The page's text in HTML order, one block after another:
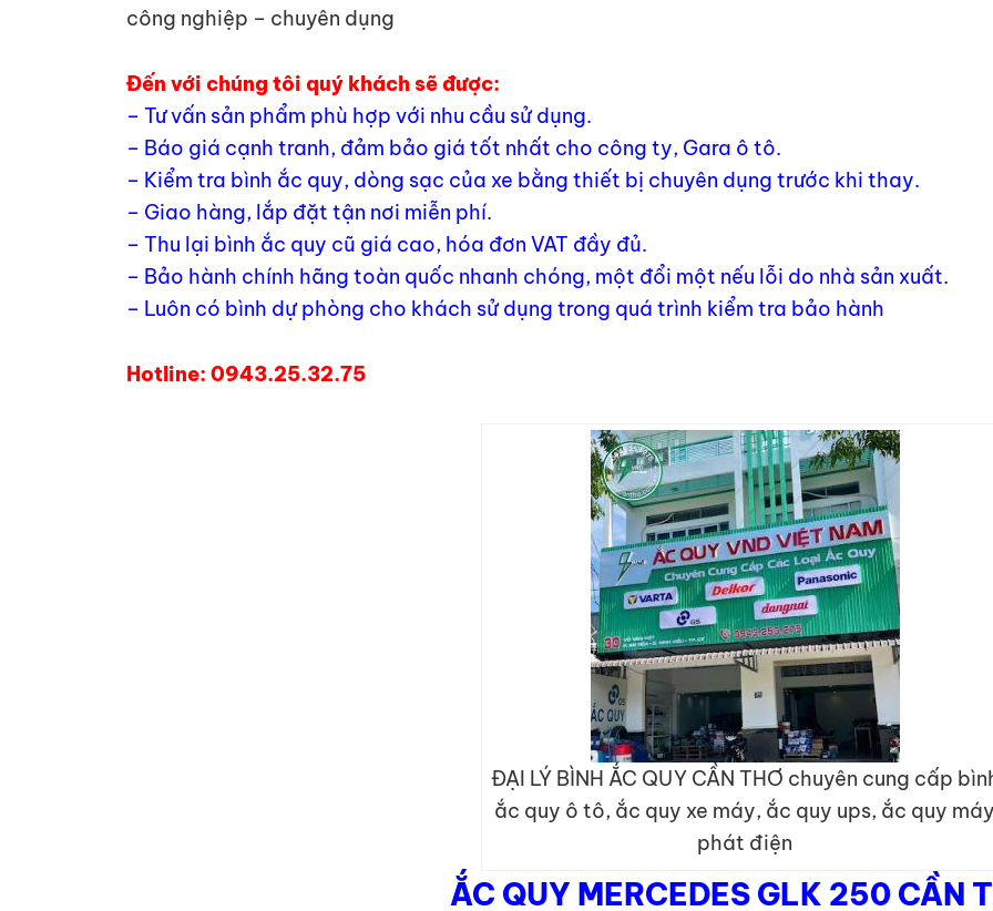
công nghiệp – chuyên dụng
Đến với chúng tôi quý khách sẽ được:
– Tư vấn sản phẩm phù hợp với nhu cầu sử dụng.
– Báo giá cạnh tranh, đảm bảo giá tốt nhất cho công ty, Gara ô tô.
– Kiểm tra bình ắc quy, dòng sạc của xe bằng thiết bị chuyên dụng trước khi thay.
– Giao hàng, lắp đặt tận nơi miễn phí.
– Thu lại bình ắc quy cũ giá cao, hóa đơn VAT đầy đủ.
– Bảo hành chính hãng toàn quốc nhanh chóng, một đổi một nếu lỗi do nhà sản xuất.
– Luôn có bình dự phòng cho khách sử dụng trong quá trình kiểm tra bảo hành
Hotline: 0943.25.32.75
ĐẠI LÝ BÌNH ẮC QUY CẦN THƠ chuyên cung cấp
ắc quy ô tô, ắc quy xe máy, ắc quy ups, ắc quy máy
phát điện
ẮC QUY MERCEDES GLK 250 CẦN